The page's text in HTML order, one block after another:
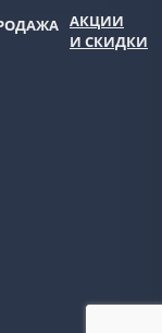
АКЦИИ
И СКИДКИ